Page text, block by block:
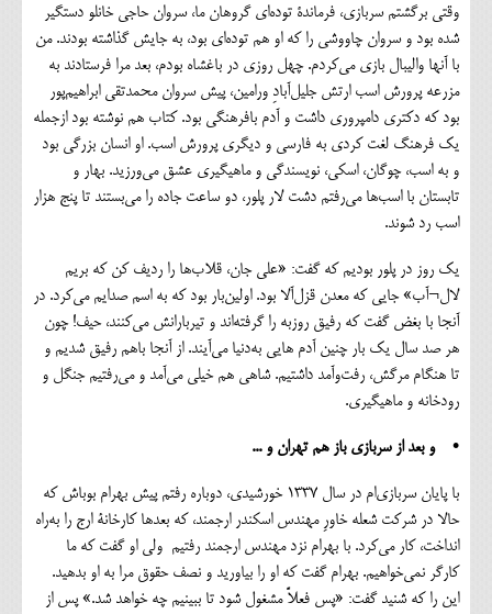
وقتی برگشتم سربازی، فرماندة توده‌ای گروهان ما، سروان حاجی خانلو دستگیر
شده بود و سروان چاووشی را که او هم توده‌ای بود، به جایش گذاشته بودند. من
با آنها والیبال بازی می‌کردم. چهل روزی در باغشاه بودم، بعد مرا فرستادند به
مزرعه پرورش اسب ارتش جلیل‌آبادِ ورامین، پیش سروان محمد‌تقی ابراهیم‌پور
بود که دکتری دامپروری داشت و آدم بافرهنگی بود. کتاب هم نوشته بود ازجمله
یک فرهنگ ‌لغت کردی به فارسی و دیگری پرورش اسب. او انسان بزرگی بود
و به اسب، چوگان، اسکی، نویسندگی و ماهیگیری عشق می‌ورزید. بهار و
تابستان با اسب‌ها می‌رفتم دشت لار پلور، دو ساعت جاده را می‌بستند تا پنج هزار
اسب رد شوند.
یک روز در پلور بودیم که گفت: «علی جان، قلاب‌ها را ردیف کن که بریم
لال¬آب» جایی که معدن قزل‌آلا بود. اولین‌بار بود که به اسم صدایم می‌کرد. در
آنجا با بغض گفت که رفیق روزبه را گرفته‌اند و تیربارانش می‌کنند، حیف! چون
هر صد سال یک ‌بار چنین آدم هایی به‌دنیا می‌آیند. از آنجا باهم رفیق شدیم و
تا هنگام مرگش، رفت‌وآمد داشتیم. شاهی هم خیلی می‌آمد و می‌رفتیم جنگل و
رودخانه و ماهیگیری.
• و بعد از سربازی باز هم تهران و ...
با پایان سربازی‌ام در سال ۱۳۳۷ خورشیدی، دوباره رفتم پیش بهرام بوباش که
حالا در شرکت شعله ‌خاورِ مهندس اسکندر ارجمند، که بعدها کارخانة ارج را به‌راه
انداخت، کار می‌کرد. با بهرام نزد مهندس ارجمند رفتیم ولی او گفت که ما
کارگر نمی‌خواهیم. بهرام گفت که او را بیاورید و نصف حقوق مرا به او بدهید.
این را که شنید گفت: «پس فعلاً مشغول شود تا ببینیم چه خواهد شد.» پس از